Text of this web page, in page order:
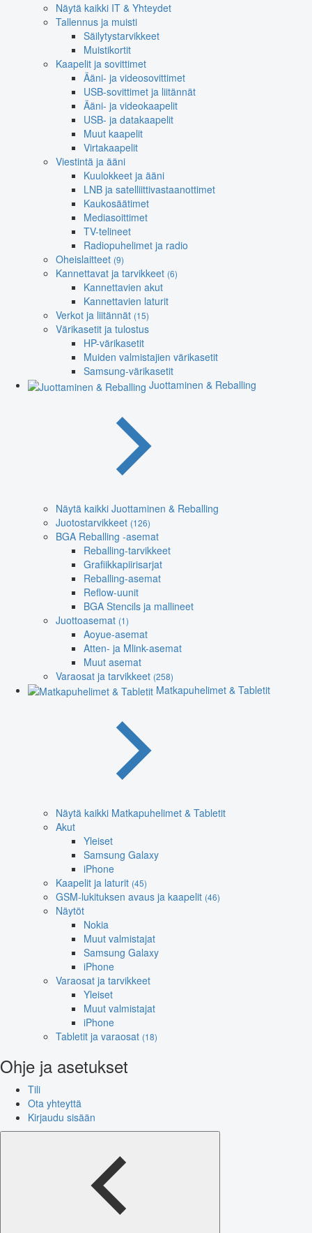
Näytä kaikki IT & Yhteydet
Tallennus ja muisti
Säilytystarvikkeet
Muistikortit
Kaapelit ja sovittimet
Ääni- ja videosovittimet
USB-sovittimet ja liitännät
Ääni- ja videokaapelit
USB- ja datakaapelit
Muut kaapelit
Virtakaapelit
Viestintä ja ääni
Kuulokkeet ja ääni
LNB ja satelliittivastaanottimet
Kaukosäätimet
Mediasoittimet
TV-telineet
Radiopuhelimet ja radio
Oheislaitteet (9)
Kannettavat ja tarvikkeet (6)
Kannettavien akut
Kannettavien laturit
Verkot ja liitännät (15)
Värikasetit ja tulostus
HP-värikasetit
Muiden valmistajien värikasetit
Samsung-värikasetit
Juottaminen & Reballing
Näytä kaikki Juottaminen & Reballing
Juotostarvikkeet (126)
BGA Reballing -asemat
Reballing-tarvikkeet
Grafiikkapiirisarjat
Reballing-asemat
Reflow-uunit
BGA Stencils ja mallineet
Juottoasemat (1)
Aoyue-asemat
Atten- ja Mlink-asemat
Muut asemat
Varaosat ja tarvikkeet (258)
Matkapuhelimet & Tabletit
Näytä kaikki Matkapuhelimet & Tabletit
Akut
Yleiset
Samsung Galaxy
iPhone
Kaapelit ja laturit (45)
GSM-lukituksen avaus ja kaapelit (46)
Näytöt
Nokia
Muut valmistajat
Samsung Galaxy
iPhone
Varaosat ja tarvikkeet
Yleiset
Muut valmistajat
iPhone
Tabletit ja varaosat (18)
Ohje ja asetukset
Tili
Ota yhteyttä
Kirjaudu sisään